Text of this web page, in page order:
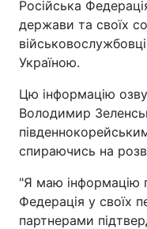
Російська
держави та своїх
Україною.
Цю інформацію
Володимир
спираючись на
"Я маю інформацію
Федерація у своїх
партнерами